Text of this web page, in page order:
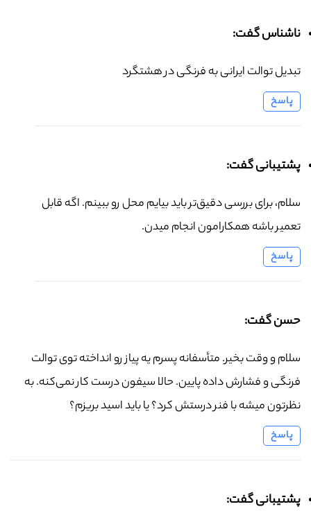
ناشناس گفت:
تبدیل توالت ایرانی به فرنگی در هشتگرد
پاسخ
پشتیبانی گفت:
سلام، برای بررسی دقیق‌تر باید بیایم محل رو ببینم. اگه قابل
تعمیر باشه همکارامون انجام میدن.
پاسخ
حسن گفت:
سلام و وقت بخیر. متأسفانه پسرم یه پیاز رو انداخته توی توالت
فرنگی و فشارش داده پایین. حالا سیفون درست کار نمی‌کنه. به
نظرتون میشه با فنر درستش کرد؟ یا باید اسید بریزم؟
پاسخ
پشتیبانی گفت: